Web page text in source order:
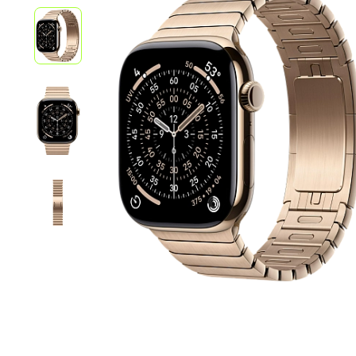
iPhone 13
iPhone 12
iPhone 11
iPhone
Poco
F Series
M Series
X Series